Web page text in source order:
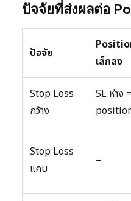
ปัจจัยที่ส่งผลต่อ
ปัจจัย
เล็กลง
Stop Loss
กว้าง
SL ห่าง =
Stop Loss
แคบ
–